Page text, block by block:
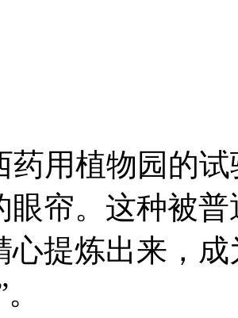
用植物园的试
眼帘。这种被
心提炼出来，